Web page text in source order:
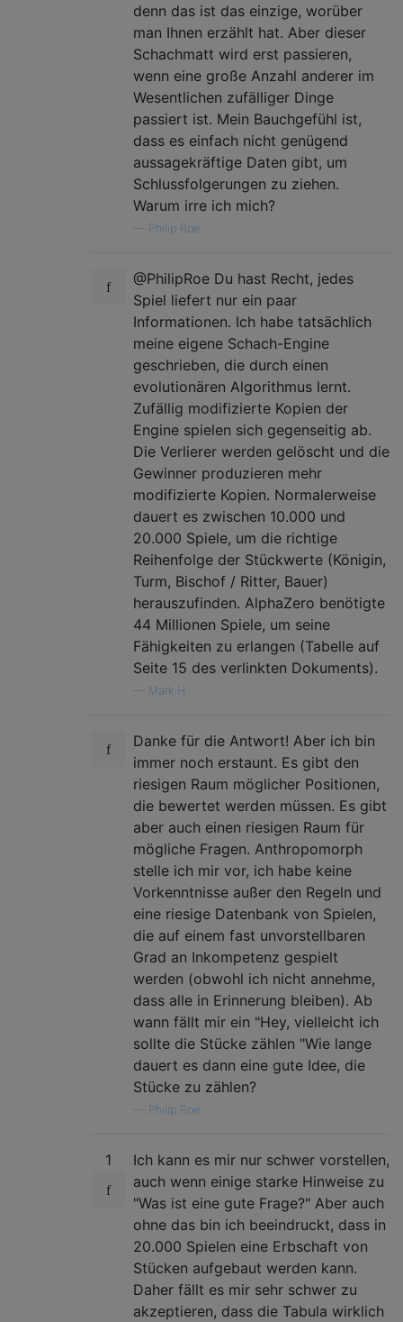
denn das ist das einzige, worüber
man Ihnen erzählt hat. Aber dieser
Schachmatt wird erst passieren,
wenn eine große Anzahl anderer im
Wesentlichen zufälliger Dinge
passiert ist. Mein Bauchgefühl ist,
dass es einfach nicht genügend
aussagekräftige Daten gibt, um
Schlussfolgerungen zu ziehen.
Warum irre ich mich?
Philip Roe
@PhilipRoe Du hast Recht, jedes
Spiel liefert nur ein paar
Informationen. Ich habe tatsächlich
meine eigene Schach-Engine
geschrieben, die durch einen
evolutionären Algorithmus lernt.
Zufällig modifizierte Kopien der
Engine spielen sich gegenseitig ab.
Die Verlierer werden gelöscht und die
Gewinner produzieren mehr
modifizierte Kopien. Normalerweise
dauert es zwischen 10.000 und
20.000 Spiele, um die richtige
Reihenfolge der Stückwerte (Königin,
Turm, Bischof / Ritter, Bauer)
herauszufinden. AlphaZero benötigte
44 Millionen Spiele, um seine
Fähigkeiten zu erlangen (Tabelle auf
Seite 15 des verlinkten Dokuments).
Mark H
Danke für die Antwort! Aber ich bin
immer noch erstaunt. Es gibt den
riesigen Raum möglicher Positionen,
die bewertet werden müssen. Es gibt
aber auch einen riesigen Raum für
mögliche Fragen. Anthropomorph
stelle ich mir vor, ich habe keine
Vorkenntnisse außer den Regeln und
eine riesige Datenbank von Spielen,
die auf einem fast unvorstellbaren
Grad an Inkompetenz gespielt
werden (obwohl ich nicht annehme,
dass alle in Erinnerung bleiben). Ab
wann fällt mir ein "Hey, vielleicht ich
sollte die Stücke zählen "Wie lange
dauert es dann eine gute Idee, die
Stücke zu zählen?
Philip Roe
1
Ich kann es mir nur schwer vorstellen,
auch wenn einige starke Hinweise zu
"Was ist eine gute Frage?" Aber auch
ohne das bin ich beeindruckt, dass in
20.000 Spielen eine Erbschaft von
Stücken aufgebaut werden kann.
Daher fällt es mir sehr schwer zu
akzeptieren, dass die Tabula wirklich